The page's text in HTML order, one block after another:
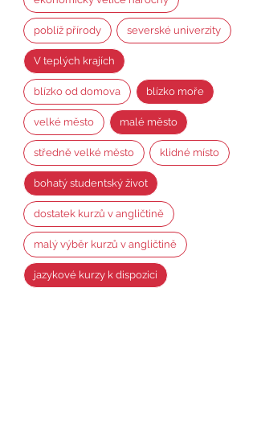
poblíž přírody severské univerzity
V teplých krajích
blízko od domova blízko moře
velké město malé město
středně velké město klidné místo
bohatý studentský život
dostatek kurzů v angličtině
malý výběr kurzů v angličtině
jazykové kurzy k dispozici